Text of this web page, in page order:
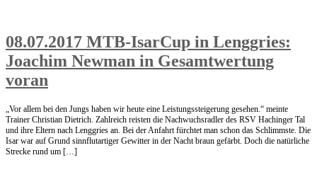
08.07.2017 MTB-IsarCup in Lenggries:
Joachim Newman in Gesamtwertung
voran
„Vor allem bei den Jungs haben wir heute eine Leistungssteigerung gesehen.“ meinte
Trainer Christian Dietrich. Zahlreich reisten die Nachwuchsradler des RSV Hachinger Tal
und ihre Eltern nach Lenggries an. Bei der Anfahrt fürchtet man schon das Schlimmste. Die
Isar war auf Grund sinnflutartiger Gewitter in der Nacht braun gefärbt. Doch die natürliche
Strecke rund um […]